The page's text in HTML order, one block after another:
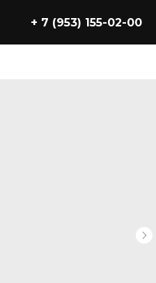
+ 7 (953) 155-02-00